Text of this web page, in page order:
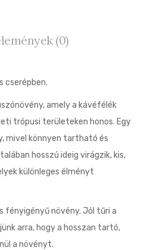
(0)
cserépben.
amely a kávéfélék
trópusi területeken honos. Egy
mivel könnyen tartható és
hosszú ideig virágzik, kis,
különleges élményt
fényigényű növény. Jól tűri a
arra, hogy a hosszan tartó,
a növényt.